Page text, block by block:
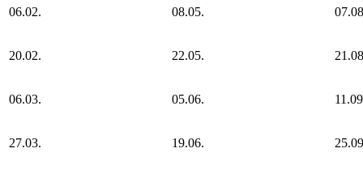
06.02. 08.05.
20.02. 22.05.
06.03. 05.06.
27.03. 19.06.